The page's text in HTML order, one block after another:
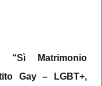
“Sì Matrimonio
Gay – LGBT+,